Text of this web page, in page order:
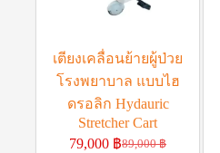
เตียงเคลื่อนย้ายผู้ป่วย
โรงพยาบาล แบบไฮ
ดรอลิก Hydauric
Stretcher Cart
89,000฿
79,000 ฿